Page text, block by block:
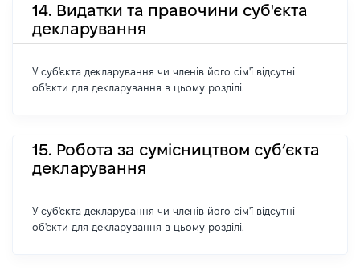
14. Видатки та правочини суб'єкта
декларування
У суб'єкта декларування чи членів його сім'ї відсутні
об'єкти для декларування в цьому розділі.
15. Робота за сумісництвом суб’єкта
декларування
У суб'єкта декларування чи членів його сім'ї відсутні
об'єкти для декларування в цьому розділі.